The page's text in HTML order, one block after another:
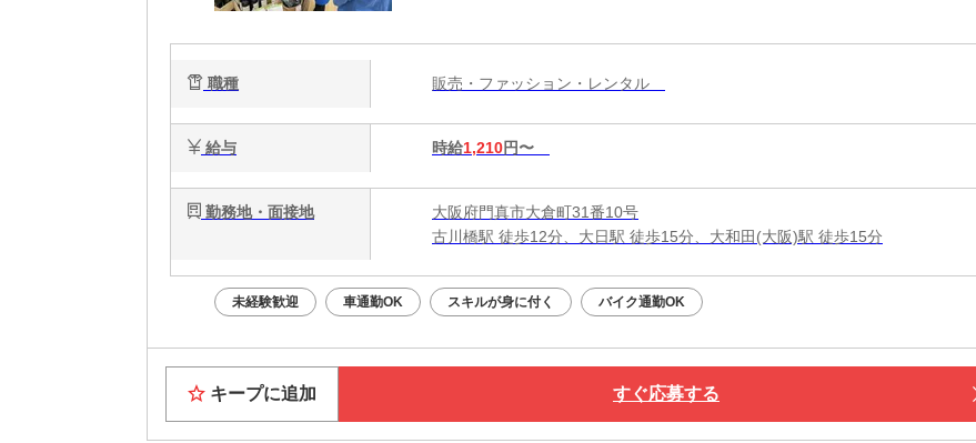
職種 販売・ファッション・レンタル
給与 時給1,210円〜
勤務地・面接地
大阪府門真市大倉町31番10号
古川橋駅 徒歩12分、大日駅 徒歩15分、大和田(大阪)駅 徒歩15分
未経験歓迎 車通勤OK スキルが身に付く バイク通勤OK
キープに追加 すぐ応募する